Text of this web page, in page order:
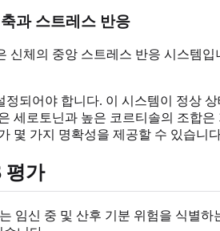
과 스트레스 반응
신체의 중앙 스트레스 반응 시스템
정되어야 합니다. 이 시스템이 정상
세로토닌과 높은 코르티솔의 조합
몇 가지 명확성을 제공할 수 있습니
평가
임신 중 및 산후 기분 위험을 식별